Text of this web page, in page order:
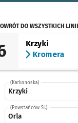
DO WSZYSTKICH LINII
Krzyki
Kromera
(Karkonoska)
Krzyki
(Powstańców Śl.)
Orla